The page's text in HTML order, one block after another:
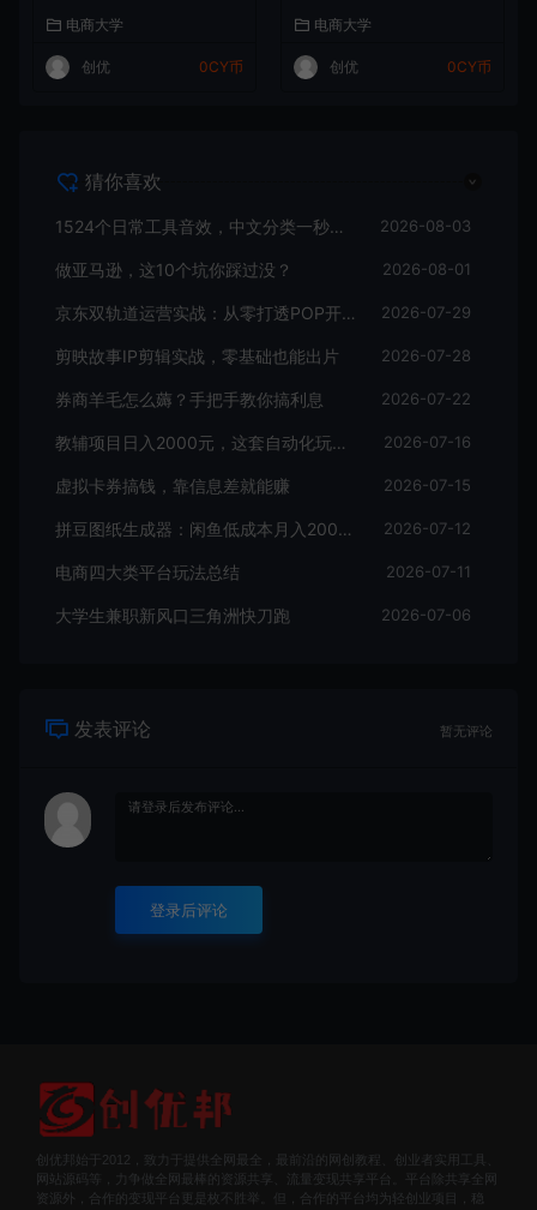
电商大学
创优 0CY币
电商大学
创优 0CY币
猜你喜欢
1524个日常工具音效，中文分类一秒找到 2026-08-03
做亚马逊，这10个坑你踩过没？ 2026-08-01
京东双轨道运营实战：从零打透POP开店与自营爆款 2026-07-29
剪映故事IP剪辑实战，零基础也能出片 2026-07-28
券商羊毛怎么薅？手把手教你搞利息 2026-07-22
教辅项目日入2000元，这套自动化玩法值得拆解 2026-07-16
虚拟卡券搞钱，靠信息差就能赚 2026-07-15
拼豆图纸生成器：闲鱼低成本月入2000+的小生意 2026-07-12
电商四大类平台玩法总结 2026-07-11
大学生兼职新风口三角洲快刀跑 2026-07-06
发表评论 暂无评论
登录后评论
创优邦始于2012，致力于提供全网最全，最前沿的网创教程、创业者实用工具、
网站源码等，力争做全网最棒的资源共享、流量变现共享平台。平台除共享全网
资源外，合作的变现平台更是枚不胜举。但，合作的平台均为轻创业项目，稳